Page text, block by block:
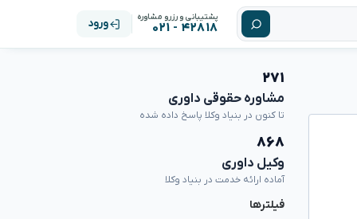
پشتیبانی و رزرو مشاوره
۴۲۸۱۸ - ۰۲۱ ورود
۲۷۱
مشاوره حقوقی داوری
تا کنون در بنیاد وکلا پاسخ داده شده
۸۶۸
وکیل داوری
آماده ارائه خدمت در بنیاد وکلا
فیلترها